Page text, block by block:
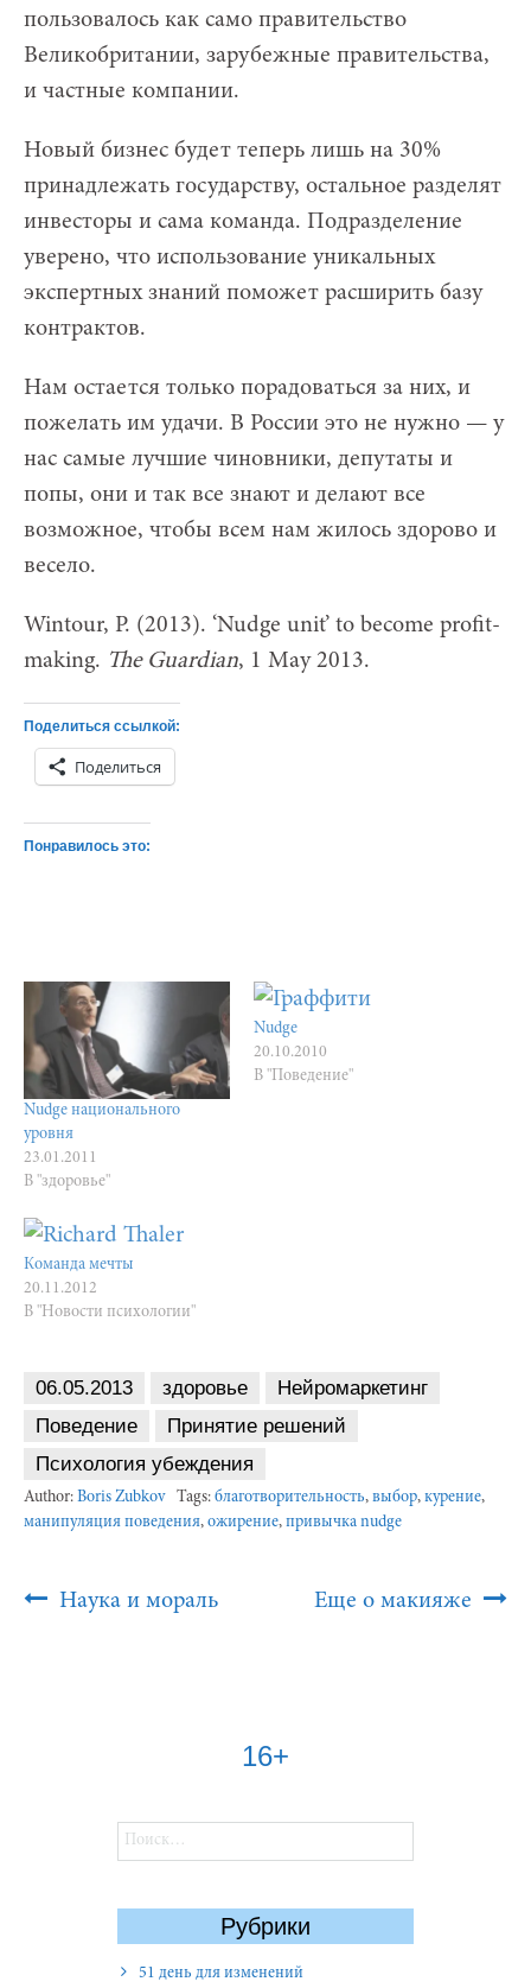
пользовалось как само правительство
Великобритании, зарубежные правительства,
и частные компании.
Новый бизнес будет теперь лишь на 30%
принадлежать государству, остальное разделят
инвесторы и сама команда. Подразделение
уверено, что использование уникальных
экспертных знаний поможет расширить базу
контрактов.
Нам остается только порадоваться за них, и
пожелать им удачи. В России это не нужно — у
нас самые лучшие чиновники, депутаты и
попы, они и так все знают и делают все
возможное, чтобы всем нам жилось здорово и
весело.
Wintour, P. (2013). ‘Nudge unit’ to become profit-
making. The Guardian, 1 May 2013.
Поделиться ссылкой:
Поделиться
Понравилось это:
Nudge национального
уровня
23.01.2011
В "здоровье"
Nudge
20.10.2010
В "Поведение"
Команда мечты
20.11.2012
В "Новости психологии"
06.05.2013 здоровье
Нейромаркетинг
Поведение
Принятие решений
Психология убеждения
Author: Boris Zubkov Tags: благотворительность, выбор, курение,
манипуляция поведения, ожирение, привычка nudge
PostНаука и мораль Еще о макияже
16+
Найти:
Рубрики
51 день для изменений